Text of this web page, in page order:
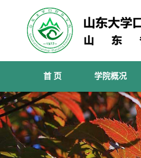
首 页 学院概况